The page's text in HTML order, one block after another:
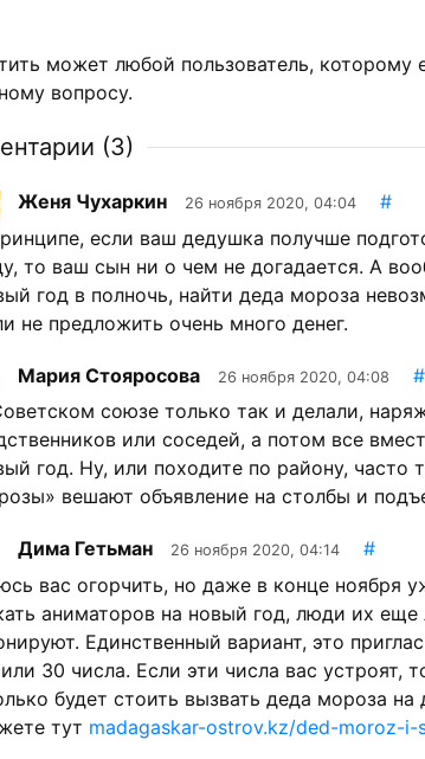
может любой пользователь, которому
вопросу.
(3)
Женя Чухаркин 26 ноября 2020, 04:04 #
если ваш дедушка получше
то ваш сын ни о чем не догадается. А
год в полночь, найти деда мороза
не предложить очень много денег.
Мария Стояросова 26 ноября 2020, 04:08 #
союзе только так и делали,
или соседей, а потом все
год. Ну, или походите по району, часто
вешают объявление на столбы и
Дима Гетьман 26 ноября 2020, 04:14 #
вас огорчить, но даже в конце ноября
аниматоров на новый год, люди их еще
Единственный вариант, это
30 числа. Если эти числа вас устроят,
будет стоить вызвать деда мороза
тут madagaskar-ostrov.kz/ded-moroz-i-